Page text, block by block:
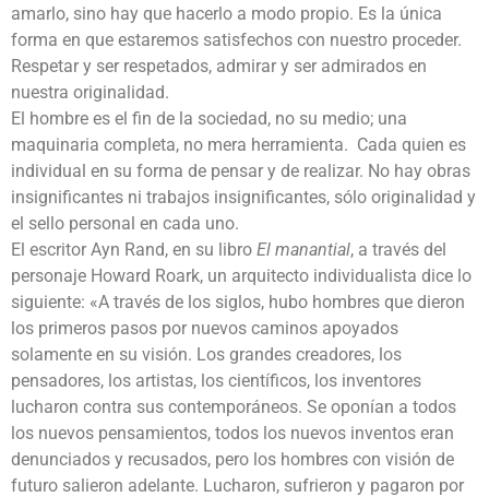
amarlo, sino hay que hacerlo a modo propio. Es la única
forma en que estaremos satisfechos con nuestro proceder.
Respetar y ser respetados, admirar y ser admirados en
nuestra originalidad.
El hombre es el fin de la sociedad, no su medio; una
maquinaria completa, no mera herramienta. Cada quien es
individual en su forma de pensar y de realizar. No hay obras
insignificantes ni trabajos insignificantes, sólo originalidad y
el sello personal en cada uno.
El escritor Ayn Rand, en su libro El manantial, a través del
personaje Howard Roark, un arquitecto individualista dice lo
siguiente: «A través de los siglos, hubo hombres que dieron
los primeros pasos por nuevos caminos apoyados
solamente en su visión. Los grandes creadores, los
pensadores, los artistas, los científicos, los inventores
lucharon contra sus contemporáneos. Se oponían a todos
los nuevos pensamientos, todos los nuevos inventos eran
denunciados y recusados, pero los hombres con visión de
futuro salieron adelante. Lucharon, sufrieron y pagaron por